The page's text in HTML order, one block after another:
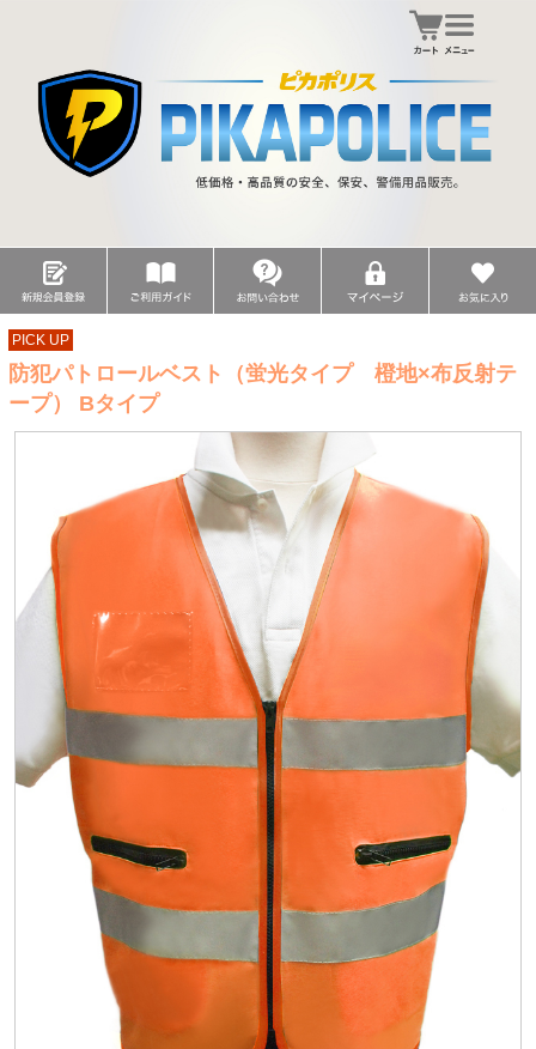
PICK UP
防犯パトロールベスト（蛍光タイプ 橙地×布反射テ
ープ） Bタイプ